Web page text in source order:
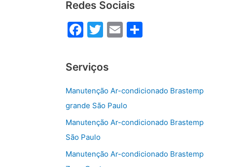
Redes Sociais
F
c
e
b
o
o
k
T
itt
er
E
Serviços
Manutenção Ar-condicionado Brastemp
grande São Paulo
Manutenção Ar-condicionado Brastemp
São Paulo
Manutenção Ar-condicionado Brastemp